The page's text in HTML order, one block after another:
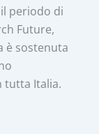
periodo di
Future,
è sostenuta
tutta Italia.